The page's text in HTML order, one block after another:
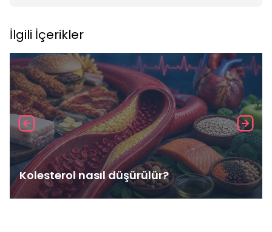
İlgili İçerikler
Kolesterol nasıl düşürülür?